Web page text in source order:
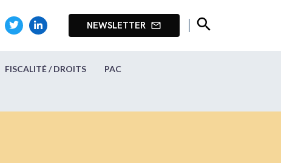
NEWSLETTER mail_outline search
FISCALITÉ / DROITS PAC